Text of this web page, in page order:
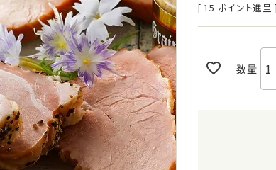
[ 15 ポイント進呈 ]